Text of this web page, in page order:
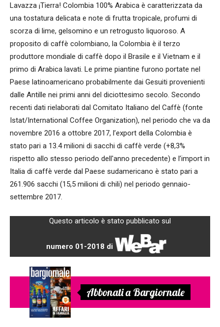
Lavazza ¡Tierra! Colombia 100% Arabica è caratterizzata da
una tostatura delicata e note di frutta tropicale, profumi di
scorza di lime, gelsomino e un retrogusto liquoroso. A
proposito di caffè colombiano, la Colombia è il terzo
produttore mondiale di caffè dopo il Brasile e il Vietnam e il
primo di Arabica lavati. Le prime piantine furono portate nel
Paese latinoamericano probabilmente dai Gesuiti provenienti
dalle Antille nei primi anni del diciottesimo secolo. Secondo
recenti dati rielaborati dal Comitato Italiano del Caffè (fonte
Istat/International Coffee Organization), nel periodo che va da
novembre 2016 a ottobre 2017, l’export della Colombia è
stato pari a 13.4 milioni di sacchi di caffè verde (+8,3%
rispetto allo stesso periodo dell'anno precedente) e l’import in
Italia di caffè verde dal Paese sudamericano è stato pari a
261.906 sacchi (15,5 milioni di chili) nel periodo gennaio-
settembre 2017.
Questo articolo è stato pubblicato sul
numero 01-2018 di
Abbonati a Bargiornale